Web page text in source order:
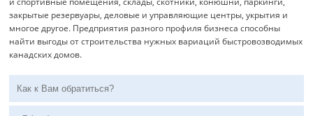
закрытые резервуары, деловые и управляющие центры, укрытия и
многое другое. Предприятия разного профиля бизнеса способны
найти выгоды от строительства нужных вариаций быстровозводимых
канадских домов.